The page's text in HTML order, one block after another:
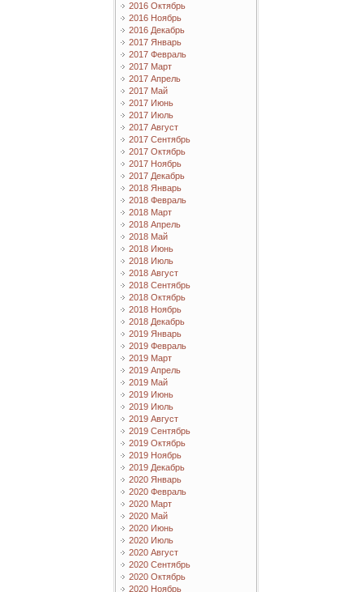
2016 Октябрь
2016 Ноябрь
2016 Декабрь
2017 Январь
2017 Февраль
2017 Март
2017 Апрель
2017 Май
2017 Июнь
2017 Июль
2017 Август
2017 Сентябрь
2017 Октябрь
2017 Ноябрь
2017 Декабрь
2018 Январь
2018 Февраль
2018 Март
2018 Апрель
2018 Май
2018 Июнь
2018 Июль
2018 Август
2018 Сентябрь
2018 Октябрь
2018 Ноябрь
2018 Декабрь
2019 Январь
2019 Февраль
2019 Март
2019 Апрель
2019 Май
2019 Июнь
2019 Июль
2019 Август
2019 Сентябрь
2019 Октябрь
2019 Ноябрь
2019 Декабрь
2020 Январь
2020 Февраль
2020 Март
2020 Май
2020 Июнь
2020 Июль
2020 Август
2020 Сентябрь
2020 Октябрь
2020 Ноябрь